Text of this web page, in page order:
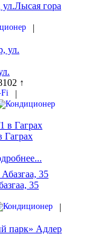
гора
|
↑
|
Гаграх
35
|